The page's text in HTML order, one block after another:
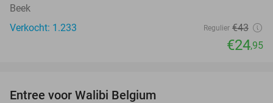
Beek
Verkocht: 1.233
Regulier €43
€24,95
Entree voor Walibi Belgium